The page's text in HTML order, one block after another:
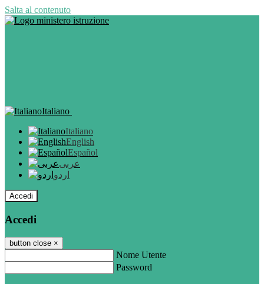
Salta al contenuto
Italiano
Italiano
English
Español
عربى
اردو
Accedi
Accedi
button close ×
Nome Utente
Password